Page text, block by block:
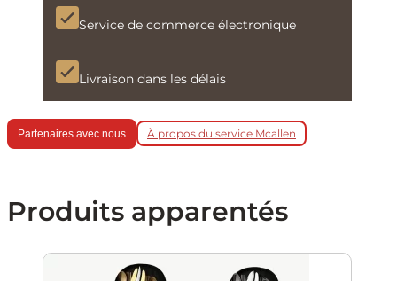
Service de commerce électronique
Livraison dans les délais
Partenaires avec nous À propos du service Mcallen
Produits apparentés